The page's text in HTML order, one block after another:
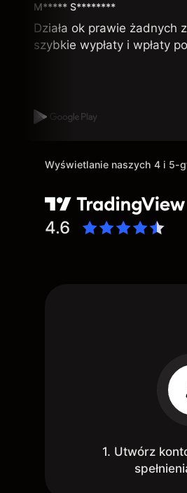
M***** S********
Działa ok prawie żadnych
szybkie wypłaty i wpłaty
Wyświetlanie naszych 4 i 5-
4.6
1. Utwórz